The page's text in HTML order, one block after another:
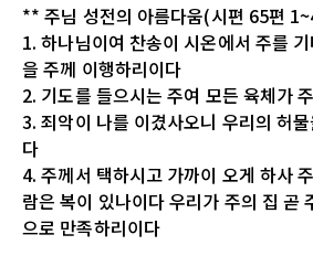
** 주님 성전의 아름다움(시편 65편
1. 하나님이여 찬송이 시온에서 주를
을 주께 이행하리이다
2. 기도를 들으시는 주여 모든 육체가
3. 죄악이 나를 이겼사오니 우리의 허
다
4. 주께서 택하시고 가까이 오게 하사
람은 복이 있나이다 우리가 주의 집 곧
으로 만족하리이다